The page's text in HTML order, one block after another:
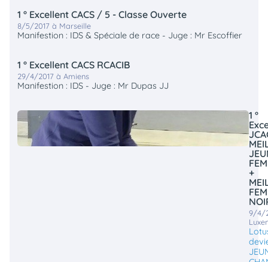
1 ° Excellent CACS / 5 - Classe Ouverte
8/5/2017 à Marseille
Manifestion : IDS & Spéciale de race - Juge : Mr Escoffier
1 ° Excellent CACS RCACIB
29/4/2017 à Amiens
Manifestion : IDS - Juge : Mr Dupas JJ
1 °
+
9/4/